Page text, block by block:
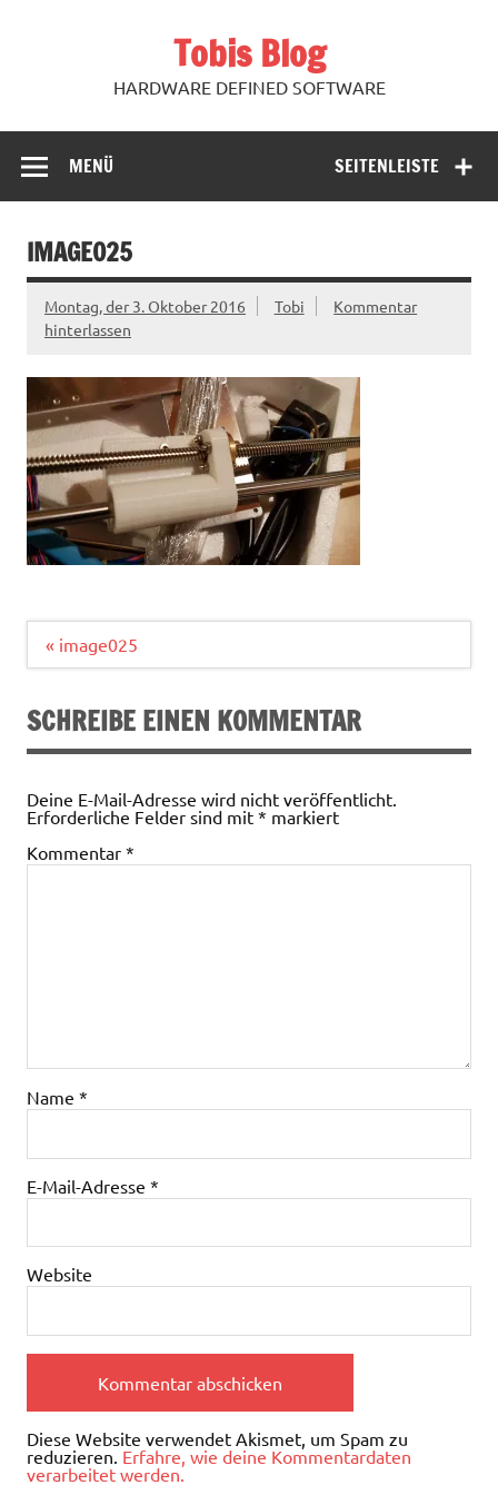
Tobis Blog
HARDWARE DEFINED SOFTWARE
SEITENLEISTE
MENÜ
IMAGE025
Montag, der 3. Oktober 2016 Tobi
Kommentar
hinterlassen
Beitragsnavigation
« image025
SCHREIBE EINEN KOMMENTAR
Deine E-Mail-Adresse wird nicht veröffentlicht.
Erforderliche Felder sind mit * markiert
Kommentar *
Name *
E-Mail-Adresse *
Website
Diese Website verwendet Akismet, um Spam zu
reduzieren. Erfahre, wie deine Kommentardaten
verarbeitet werden.